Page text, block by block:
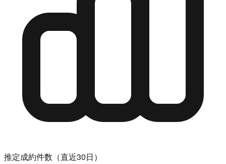
推定成約件数（直近30日）